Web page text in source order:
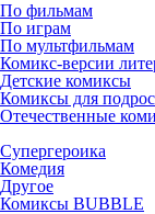
По фильмам
По играм
По мультфильмам
Комикс-версии
Детские комиксы
Комиксы для
Отечественные
Супергероика
Комедия
Другое
Комиксы BUBBLE